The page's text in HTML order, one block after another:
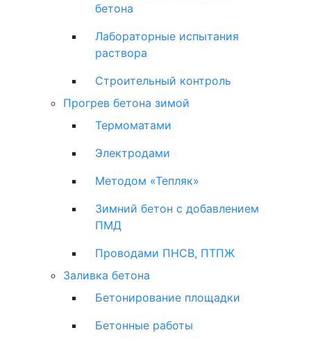
бетона
Лабораторные испытания
раствора
Строительный контроль
Прогрев бетона зимой
Термоматами
Электродами
Методом «Тепляк»
Зимний бетон с добавлением
ПМД
Проводами ПНСВ, ПТПЖ
Заливка бетона
Бетонирование площадки
Бетонные работы